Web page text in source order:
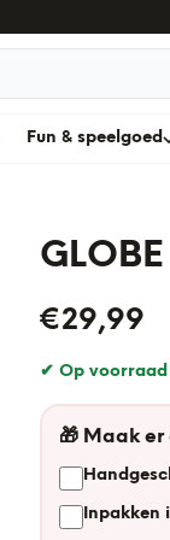
Fun & speelgoed
€29,99
✔ Op
🎁 Maak er
Inpakken